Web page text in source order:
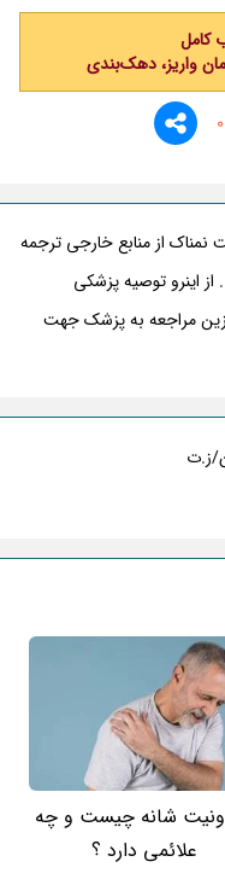
کامل
0
از منابع خارجی ترجمه
اینرو توصیه پزشکی
مراجعه به پزشک جهت
ز.ت
شانه چیست و چه
علائمی دارد ؟